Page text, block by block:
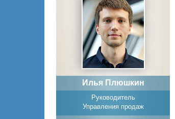
Илья Плюшкин
Руководитель
Управления продаж